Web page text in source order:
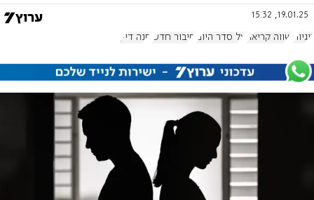
19.01.25, 15:32
זוגיות שווה קריאה על סדר היום חיבור חדש חנה דיין